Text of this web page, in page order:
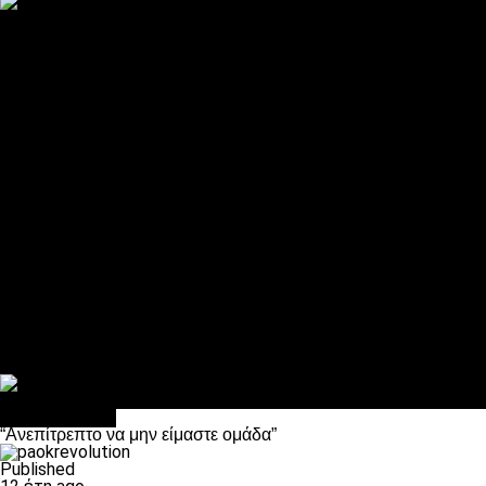
“Ανεπίτρεπτο να μην είμαστε ομάδα”
Published